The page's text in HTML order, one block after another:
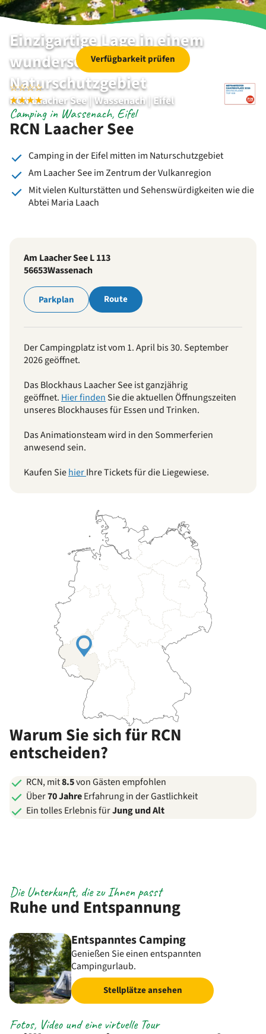
Einzigartige Lage in einem
wunderschönen
Naturschutzgebiet
RCN Laacher See | Wassenach | Eifel
Verfügbarkeit prüfen
☆☆☆☆
★★★★
RCN Laacher See
Camping in Wassenach, Eifel
Camping in der Eifel mitten im Naturschutzgebiet
Am Laacher See im Zentrum der Vulkanregion
Mit vielen Kulturstätten und Sehenswürdigkeiten wie die
Abtei Maria Laach
Am Laacher See L 113
56653Wassenach
Parkplan Route
Der Campingplatz ist vom 1. April bis 30. September
2026 geöffnet.
Das Blockhaus Laacher See ist ganzjährig
geöffnet. Hier finden Sie die aktuellen Öffnungszeiten
unseres Blockhauses für Essen und Trinken.
Das Animationsteam wird in den Sommerferien
anwesend sein.
Kaufen SiehierIhre Tickets für die Liegewiese.
Warum Sie sich für RCN
entscheiden?
RCN, mit8.5von Gästen empfohlen
Über70 JahreErfahrung in der Gastlichkeit
Ein tolles Erlebnis fürJung und Alt
Ruhe und Entspannung
Die Unterkunft, die zu Ihnen passt
Entspanntes Camping
Genießen Sie einen entspannten
Campingurlaub.
Stellplätze ansehen
Fotos, Video und eine virtuelle Tour